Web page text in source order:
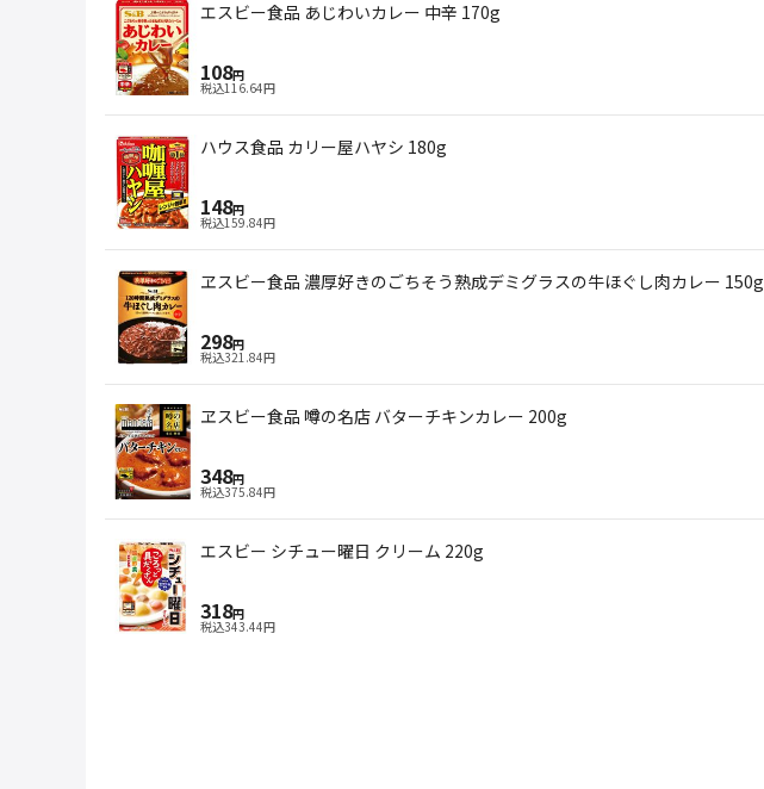
エスビー食品 あじわいカレー 中辛 170g
108円
税込116.64円
ハウス食品 カリー屋ハヤシ 180g
148円
税込159.84円
ヱスビー食品 濃厚好きのごちそう熟成デミグラスの牛ほぐし肉カレー 150g
298円
税込321.84円
ヱスビー食品 噂の名店 バターチキンカレー 200g
348円
税込375.84円
エスビー シチュー曜日 クリーム 220g
318円
税込343.44円